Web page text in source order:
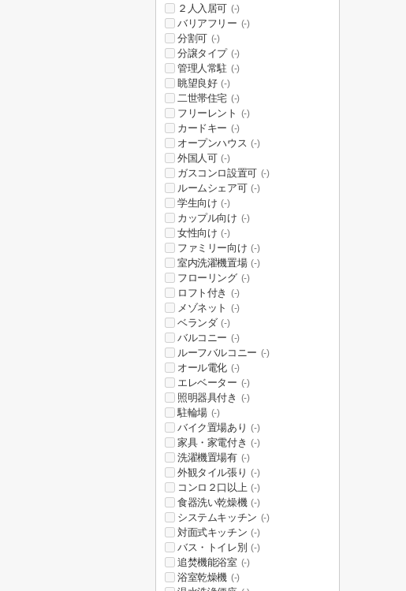
２人入居可 (-)
バリアフリー (-)
分割可 (-)
分譲タイプ (-)
管理人常駐 (-)
眺望良好 (-)
二世帯住宅 (-)
フリーレント (-)
カードキー (-)
オープンハウス (-)
外国人可 (-)
ガスコンロ設置可 (-)
ルームシェア可 (-)
学生向け (-)
カップル向け (-)
女性向け (-)
ファミリー向け (-)
室内洗濯機置場 (-)
フローリング (-)
ロフト付き (-)
メゾネット (-)
ベランダ (-)
バルコニー (-)
ルーフバルコニー (-)
オール電化 (-)
エレベーター (-)
照明器具付き (-)
駐輪場 (-)
バイク置場あり (-)
家具・家電付き (-)
洗濯機置場有 (-)
外観タイル張り (-)
コンロ２口以上 (-)
食器洗い乾燥機 (-)
システムキッチン (-)
対面式キッチン (-)
バス・トイレ別 (-)
追焚機能浴室 (-)
浴室乾燥機 (-)